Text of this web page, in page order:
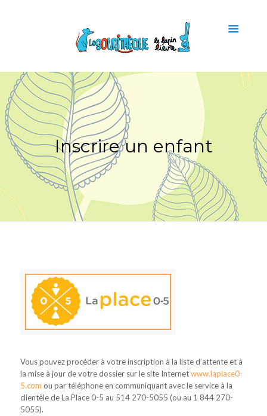
Inscrire un enfant
Vous pouvez procéder à votre inscription à la liste d’attente et à
la mise à jour de votre dossier sur le site Internetwww.laplace0-
5.com ou par téléphone en communiquant avec le service à la
clientèle de La Place 0-5 au 514 270-5055 (ou au 1 844 270-
5055).